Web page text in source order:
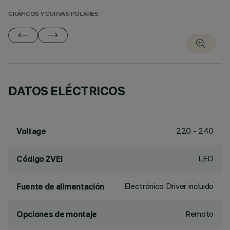
GRÁFICOS Y CURVAS POLARES
DATOS ELÉCTRICOS
Voltage 220 - 240
Código ZVEI LED
Fuente de alimentación Electrónico Driver incluido
Opciones de montaje Remoto